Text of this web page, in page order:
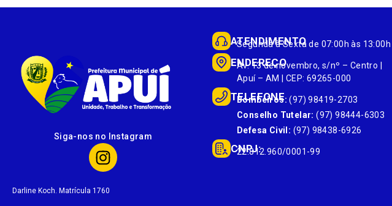
Siga-nos no Instagram
Darline Koch. Matrícula 1760
ATENDIMENTO
Segunda à Sexta de 07:00h às 13:00h
ENDEREÇO
Av. 13 de novembro, s/nº – Centro |
Apuí – AM | CEP: 69265-000
TELEFONE
Bombeiros: (97) 98419-2703
Conselho Tutelar: (97) 98444-6303
Defesa Civil: (97) 98438-6926
CNPJ:
22.812.960/0001-99